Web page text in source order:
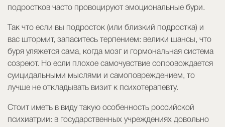
подростков часто провоцируют эмоциональные бури.
Так что если вы подросток (или близкий подростка) и
вас штормит, запаситесь терпением: велики шансы, что
буря уляжется сама, когда мозг и гормональная система
созреют. Но если плохое самочувствие сопровождается
суицидальными мыслями и самоповреждением, то
лучше не откладывать визит к психотерапевту.
Стоит иметь в виду такую особенность российской
психиатрии: в государственных учреждениях довольно